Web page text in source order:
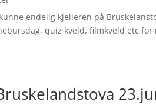
endelig kjelleren på
quiz kveld, filmkveld etc